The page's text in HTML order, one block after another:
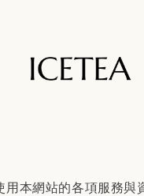
本網站的各項服務